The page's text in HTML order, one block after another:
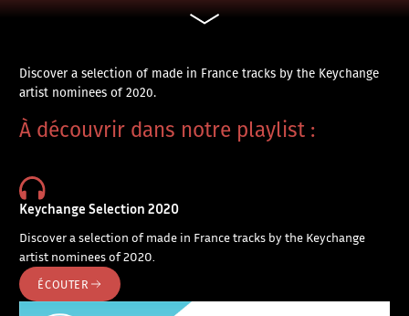
Discover a selection of made in France tracks by the Keychange
artist nominees of 2020.
À découvrir dans notre playlist :
Keychange Selection 2020
Discover a selection of made in France tracks by the Keychange
artist nominees of 2020.
ÉCOUTER